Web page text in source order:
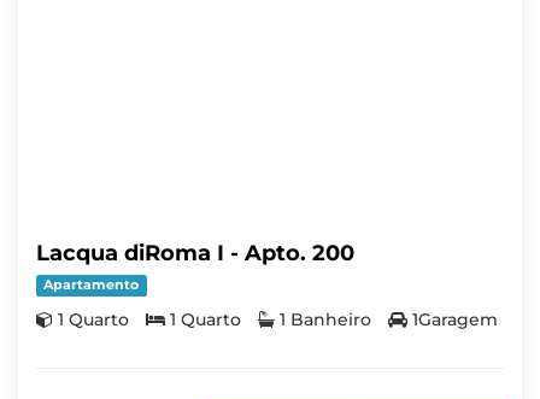
Lacqua diRoma I - Apto. 200
Apartamento
1 Quarto 1 Quarto 1 Banheiro 1Garagem